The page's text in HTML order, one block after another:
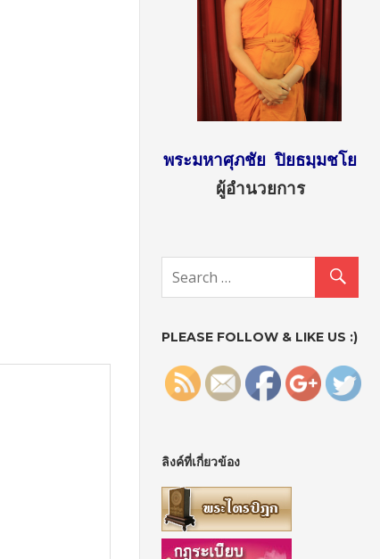
พระมหาศุภชัย ปิยธมฺมชโย
ผู้อำนวยการ
PLEASE FOLLOW & LIKE US :)
attachme
">
ลิงค์ที่เกี่ยวข้อง